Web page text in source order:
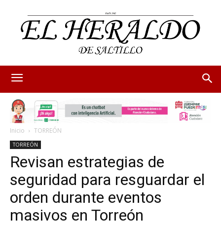
Inicio TORREÓN
TORREÓN
Revisan estrategias de
seguridad para resguardar el
orden durante eventos
masivos en Torreón